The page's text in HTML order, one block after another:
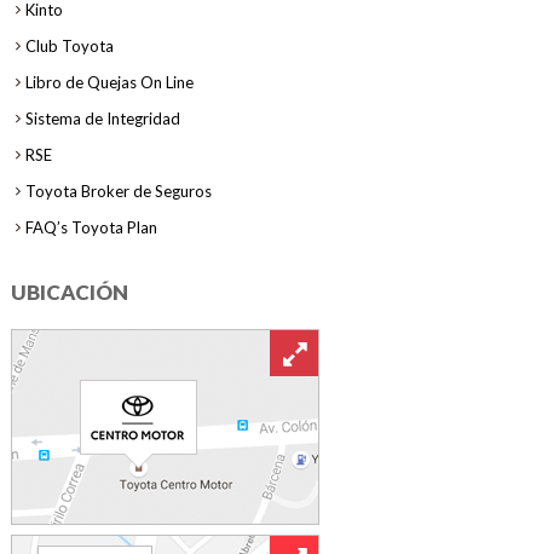
Kinto
Club Toyota
Libro de Quejas On Line
Sistema de Integridad
RSE
Toyota Broker de Seguros
FAQ’s Toyota Plan
UBICACIÓN